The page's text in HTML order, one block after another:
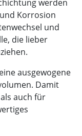
werden
Korrosion
und
die lieber
ausgewogene
Damit
auch für